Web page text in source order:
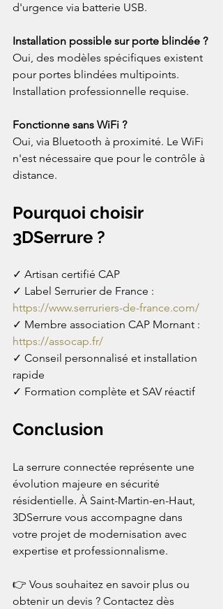
d'urgence via batterie USB.
Installation possible sur porte blindée ?
Oui, des modèles spécifiques existent
pour portes blindées multipoints.
Installation professionnelle requise.
Fonctionne sans WiFi ?
Oui, via Bluetooth à proximité. Le WiFi
n'est nécessaire que pour le contrôle à
distance.
Pourquoi choisir
3DSerrure ?
✓ Artisan certifié CAP
✓ Label Serrurier de France :
https://www.serruriers-de-france.com/
✓ Membre association CAP Mornant :
https://assocap.fr/
✓ Conseil personnalisé et installation
rapide
✓ Formation complète et SAV réactif
Conclusion
La serrure connectée représente une
évolution majeure en sécurité
résidentielle. À Saint-Martin-en-Haut,
3DSerrure vous accompagne dans
votre projet de modernisation avec
expertise et professionnalisme.
👉 Vous souhaitez en savoir plus ou
obtenir un devis ? Contactez dès